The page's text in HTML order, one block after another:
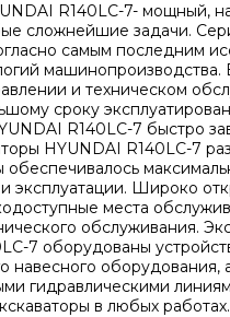
R140LC-7- мощный,
сложнейшие задачи.
самым последним
машинопроизводства.
и техническом
сроку
R140LC-7 быстро
HYUNDAI R140LC-7
обеспечивалось
эксплуатации. Широко
места
обслуживания.
7 оборудованы
навесного оборудования,
гидравлическими
в любых работах.